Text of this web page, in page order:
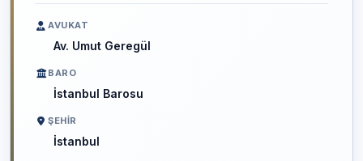
AVUKAT
Av. Umut Geregül
BARO
İstanbul Barosu
ŞEHIR
İstanbul